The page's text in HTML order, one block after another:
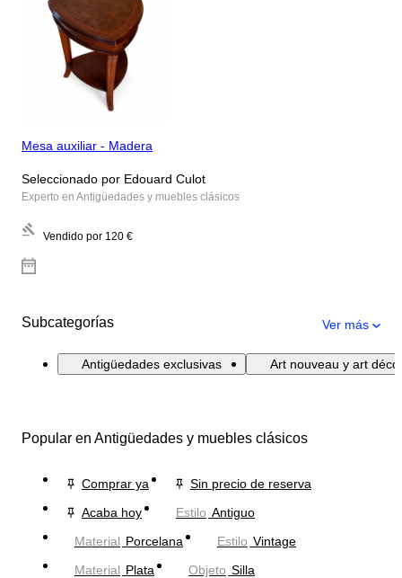
Mesa auxiliar - Madera
Seleccionado por Edouard Culot
Experto en Antigüedades y muebles clásicos
Vendido por 120 €
Subcategorías Ver más
Antigüedades exclusivas Art nouveau y art
Popular en Antigüedades y muebles clásicos
Comprar ya
Sin precio de reserva
Acaba hoy
Estilo Antiguo
Material Porcelana Estilo Vintage
Material Plata Objeto Silla